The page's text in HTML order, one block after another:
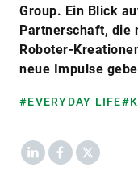
Group. Ein Blick
Partnerschaft, die
Roboter-
neue Impulse
#EVERYDAY LIFE
LinkedInFacebook
X